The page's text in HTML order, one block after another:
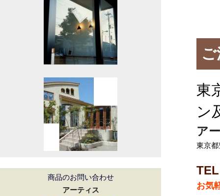
商品のお問い合わせ
アーティス
東
ン
ア
東京
お気